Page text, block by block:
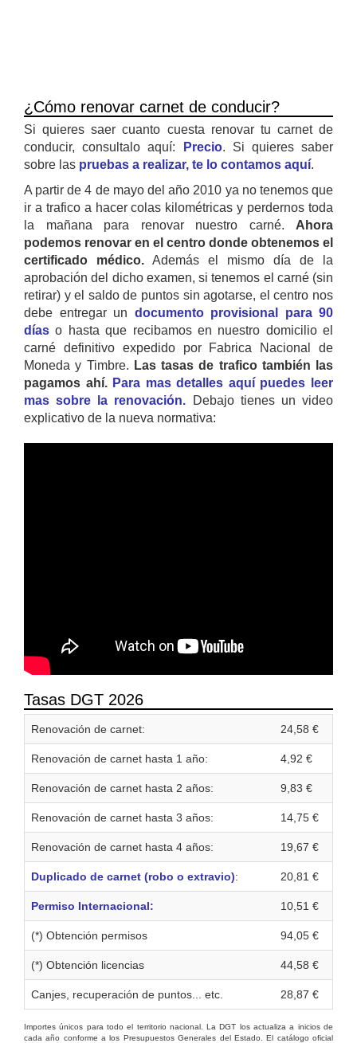
¿Cómo renovar carnet de conducir?
Si quieres saer cuanto cuesta renovar tu carnet de
conducir, consultalo aquí:
Precio. Si quieres saber
sobre las pruebas a realizar, te lo contamos aquí.
A partir de 4 de mayo del año 2010 ya no tenemos que
ir a trafico a hacer colas kilométricas y perdernos toda
la mañana para renovar nuestro carné. Ahora
podemos renovar en el centro donde obtenemos el
certificado médico. Además el mismo día de la
aprobación del dicho examen, si tenemos el carné (sin
retirar) y el saldo de puntos sin agotarse, el centro nos
debe entregar un documento provisional para 90
días o hasta que recibamos en nuestro domicilio el
carné definitivo expedido por Fabrica Nacional de
Moneda y Timbre. Las tasas de trafico también las
pagamos ahí. Para mas detalles aquí puedes leer
mas sobre la renovación. Debajo tienes un video
explicativo de la nueva normativa:
Tasas DGT 2026
Renovación de carnet: 24,58 €
Renovación de carnet hasta 1 año: 4,92 €
Renovación de carnet hasta 2 años: 9,83 €
Renovación de carnet hasta 3 años: 14,75 €
Renovación de carnet hasta 4 años: 19,67 €
Duplicado de carnet (robo o extravio): 20,81 €
Permiso Internacional: 10,51 €
(*) Obtención permisos 94,05 €
(*) Obtención licencias 44,58 €
Canjes, recuperación de puntos... etc. 28,87 €
Importes únicos para todo el territorio nacional. La DGT los actualiza a inicios de
cada año conforme a los Presupuestos Generales del Estado. El catálogo oficial